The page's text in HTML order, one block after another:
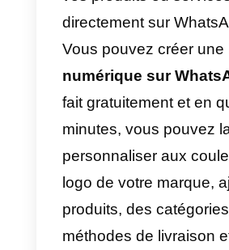
Une fois que
notre Google My
disposerons d’un
communication
avec nos clients
également
notre entreprise